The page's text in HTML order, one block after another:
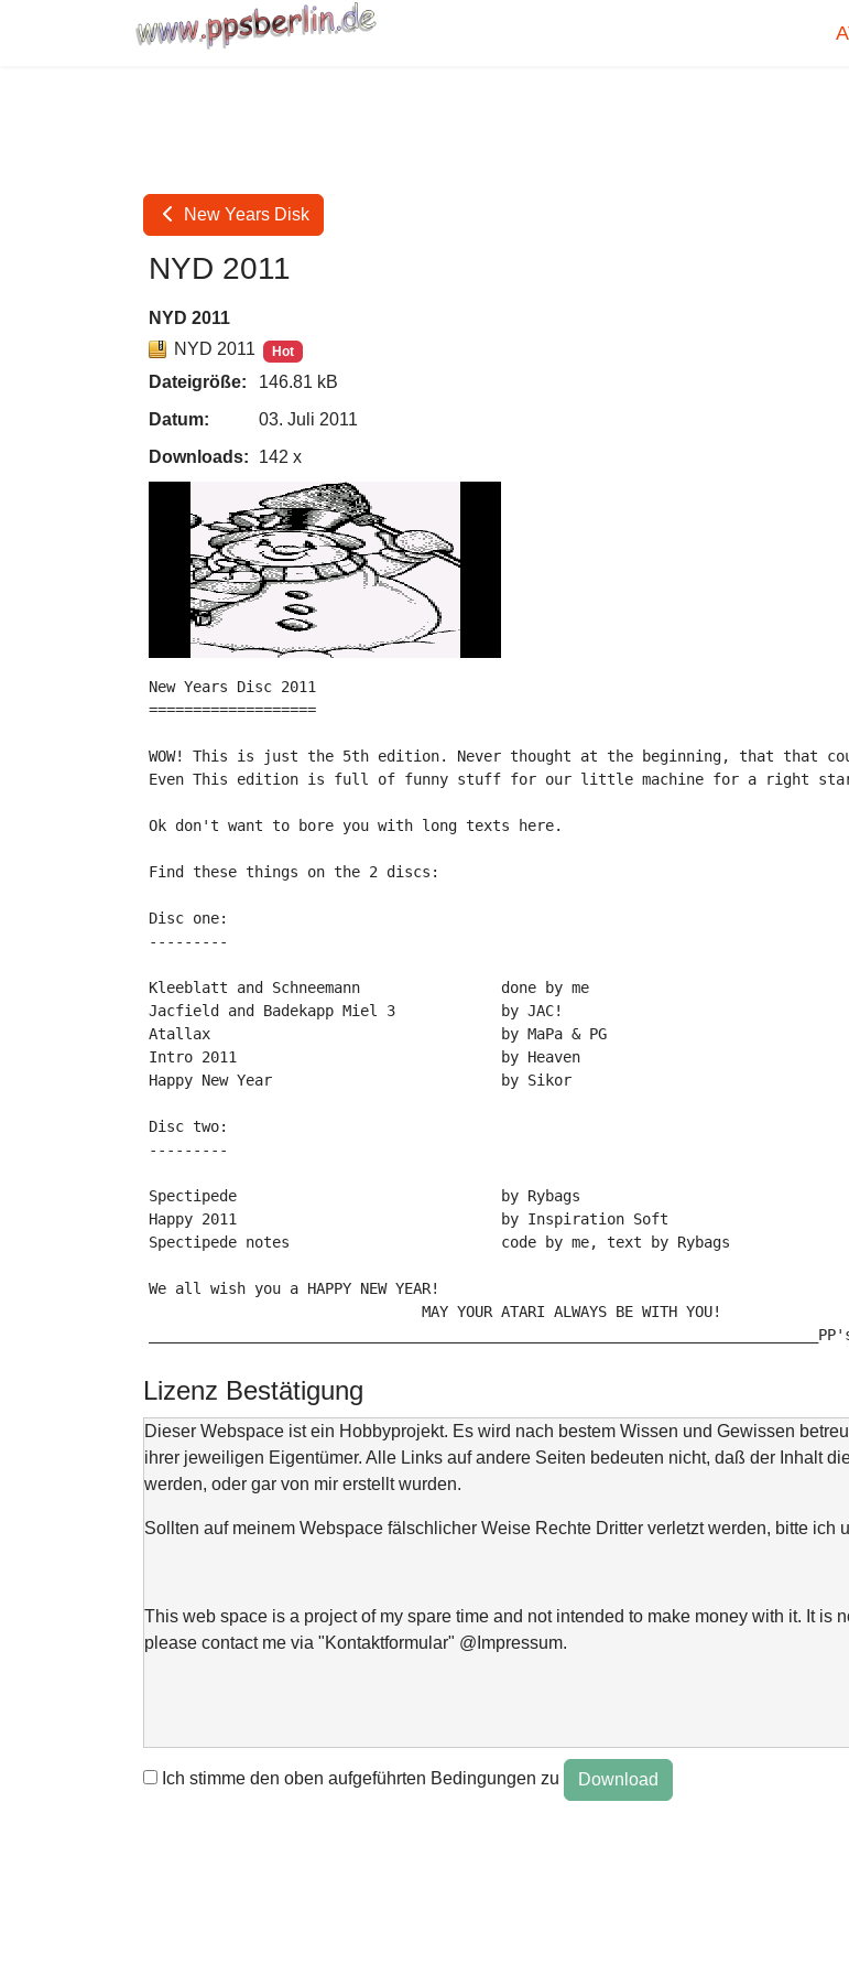
New Years Disk
NYD 2011
NYD 2011
NYD 2011
Hot
Dateigröße:
146.81 kB
Datum:
03. Juli 2011
Downloads:
142 x
New Years Disc 2011
===================
WOW! This is just the 5th edition. Never thought at the beginning, that that
Even This edition is full of funny stuff for our little machine for a right
Ok don't want to bore you with long texts here.
Find these things on the 2 discs:
Disc one:
---------
Kleeblatt and Schneemann		done by me
Jacfield and Badekapp Miel 3		by JAC!
Atallax					by MaPa & PG
Intro 2011				by Heaven
Happy New Year				by Sikor
Disc two:
---------
Spectipede				by Rybags
Happy 2011				by Inspiration Soft
Spectipede notes			code by me, text by Rybags
We all wish you a HAPPY NEW YEAR!
                               MAY YOUR ATARI ALWAYS BE WITH YOU!
Lizenz Bestätigung
Dieser Webspace ist ein Hobbyprojekt. Es wird nach bestem Wissen und Gewissen
ihrer jeweiligen Eigentümer. Alle Links auf andere Seiten bedeuten nicht, daß der Inhalt
werden, oder gar von mir erstellt wurden.
Sollten auf meinem Webspace fälschlicher Weise Rechte Dritter verletzt werden, bitte ich
This web space is a project of my spare time and not intended to make money with it. It is
please contact me via "Kontaktformular" @Impressum.
Ich stimme den oben aufgeführten Bedingungen zu